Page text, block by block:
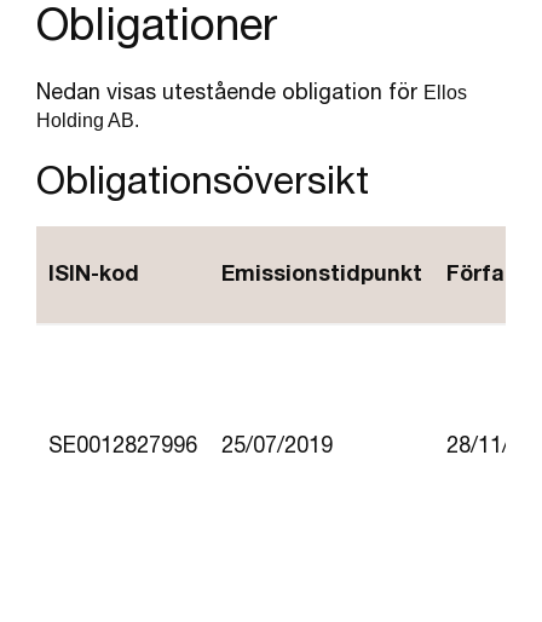
Obligationer
Nedan visas utestående obligation för Ellos
Holding AB.
Obligationsöversikt
ISIN-kod Emissionstidpunkt Förfall
SE0012827996 25/07/2019 28/11/